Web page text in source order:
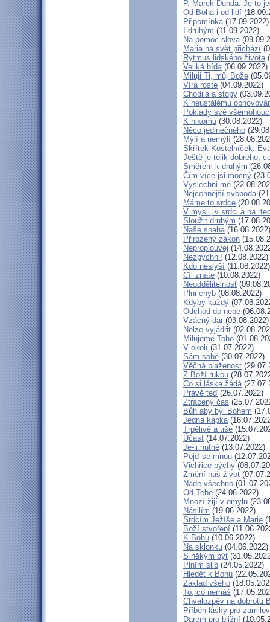
P. Marek Dunda: Je to
Od Boha i od lidí
Připomínka(17.09.2022)
I druhým (11.09.2022)
Na pomoc slova
Maria na svět přichází
Rytmus lidského života
Veliká bída(06.09.2022)
Miluji Ti, můj Bože
Víra roste (04.09.2022)
Chodila a stopy
K neustálému
Poklady své
K nikomu (30.08.2022)
Něco jedinečného
Mýlí a nemýlí
Skřítek Kostelníček:
Ještě je tolik dobrého,
Směrem k druhým
Čím více jsi mocný
Vyslechni mě
Nejcennější svoboda
Máme to srdce
V mysli, v srdci a na
Sloužit druhým
Naše snaha(16.08.2022)
Přirozený zákon
Neproplouvej
Nezpychni! (12.08.2022)
Kdo neslyší (11.08.2022)
Cíl znáte (10.08.2022)
Neoddělitelnost
Plni chyb (08.08.2022)
Kdyby každý
Odchod do nebe
Vzácný dar (03.08.2022)
Nelze vyjádřit
Milujeme Toho
V okolí (31.07.2022)
Sám sobě (30.07.2022)
Věčná blaženost
Z Boží rukou
Co si láska žádá
Právě teď (26.07.2022)
Ztracený čas
Bůh aby byl Bohem
Jedna kapka
Trpělivě a tiše
Účast (14.07.2022)
Je-li nutné (13.07.2022)
Pojď se mnou
Vichřice pýchy
Změní náš život
Nade všechno
Od Tebe (24.06.2022)
Mnozí žijí v omylu
Násilím (19.06.2022)
Srdcím Ježíše a Marie
Boží stvoření
K Bohu (10.06.2022)
Na sklonku (04.06.2022)
S někým být
Plním slib (24.05.2022)
Hledět k Bohu
Základ všeho
To, co nemáš
Chvalozpěv na dobrotu
Příběh lásky pro
Darem pro bližní